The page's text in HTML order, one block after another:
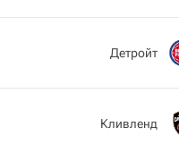
Детройт
Кливленд